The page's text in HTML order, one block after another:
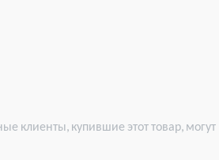
клиенты, купившие этот товар, могут